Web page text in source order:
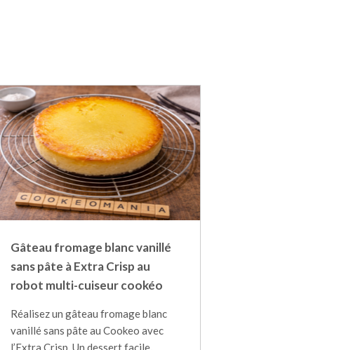
Gâteau fromage blanc vanillé
sans pâte à Extra Crisp au
robot multi-cuiseur cookéo
Réalisez un gâteau fromage blanc
vanillé sans pâte au Cookeo avec
l’Extra Crisp. Un dessert facile,